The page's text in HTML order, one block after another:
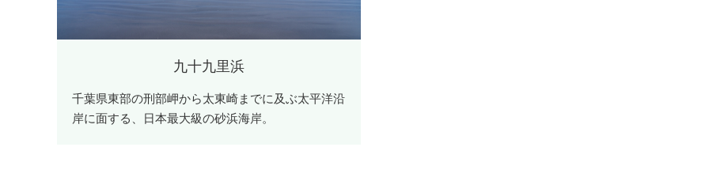
九十九里浜
千葉県東部の刑部岬から太東崎までに及ぶ太平洋沿
岸に面する、日本最大級の砂浜海岸。